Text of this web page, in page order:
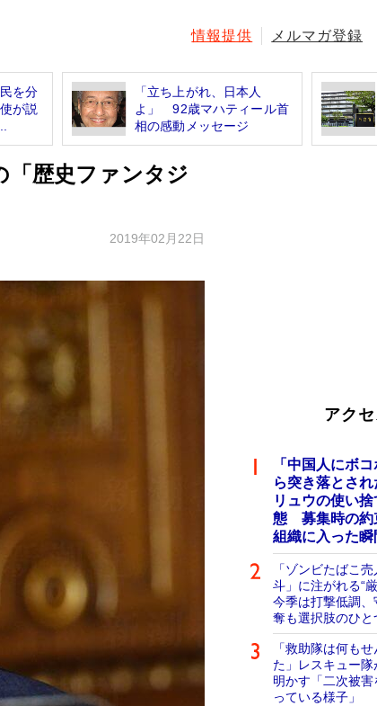
情報提供 メルマガ登録
を分
が説
「立ち上がれ、日本人
よ」 92歳マハティール首
相の感動メッセージ
「歴史ファンタジ
2019年02月22日
アク
「中国人にボ
ら突き落とさ
リュウの使い
態 募集時の約
組織に入った
「ゾンビたばこ
斗」に注がれる“
今季は打撃低調
奪も選択肢のひと
「救助隊は何も
た」レスキュー
明かす「二次被
っている様子」